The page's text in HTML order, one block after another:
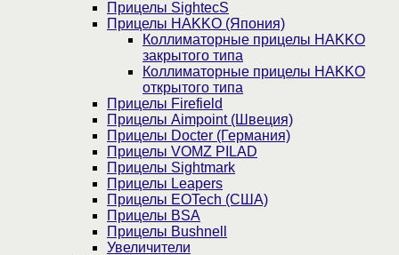
Прицелы SightecS
Прицелы HAKKO (Япония)
Коллиматорные прицелы HAKKO
закрытого типа
Коллиматорные прицелы HAKKO
открытого типа
Прицелы Firefield
Прицелы Aimpoint (Швеция)
Прицелы Docter (Германия)
Прицелы VOMZ PILAD
Прицелы Sightmark
Прицелы Leapers
Прицелы EOTech (США)
Прицелы BSA
Прицелы Bushnell
Увеличители